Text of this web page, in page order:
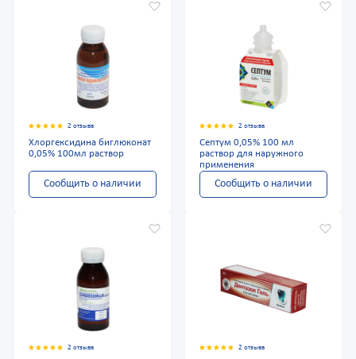
2 отзыва
Хлоргексидина биглюконат
0,05% 100мл раствор
Сообщить о наличии
2 отзыва
Септум 0,05% 100 мл
раствор для наружного
применения
Сообщить о наличии
2 отзыва 2 отзыва